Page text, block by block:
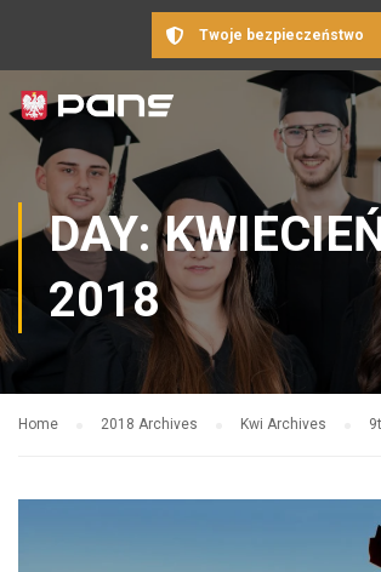
Twoje bezpieczeństwo
DAY:
2018
Home 2018 Archives Kwi Archives